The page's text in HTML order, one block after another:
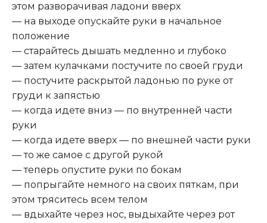
этом разворачивая ладони вверх
— на выходе опускайте руки в начальное
положение
— старайтесь дышать медленно и глубоко
— затем кулачками постучите по своей груди
— постучите раскрытой ладонью по руке от
груди к запястью
— когда идете вниз — по внутренней части
руки
— когда идете вверх — по внешней части руки
— то же самое с другой рукой
— теперь опустите руки по бокам
— попрыгайте немного на своих пяткам, при
этом тряситесь всем телом
— вдыхайте через нос, выдыхайте через рот